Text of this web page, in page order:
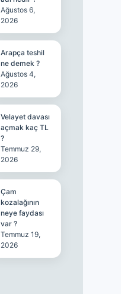
Ağustos 6,
2026
Arapça teshil
ne demek ?
Ağustos 4,
2026
Velayet davası
açmak kaç TL
?
Temmuz 29,
2026
Çam
kozalağının
neye faydası
var ?
Temmuz 19,
2026